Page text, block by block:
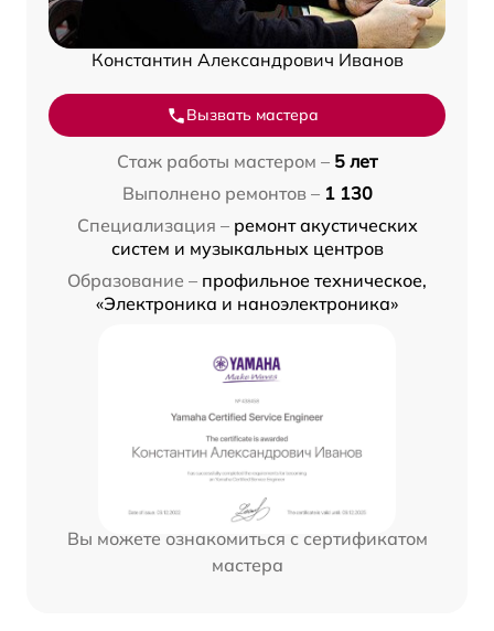
Константин Александрович Иванов
Вызвать мастера
Стаж работы мастером – 5 лет
Выполнено ремонтов – 1 130
Специализация – ремонт акустических
систем и музыкальных центров
Образование – профильное техническое,
«Электроника и наноэлектроника»
Вы можете ознакомиться с сертификатом
мастера